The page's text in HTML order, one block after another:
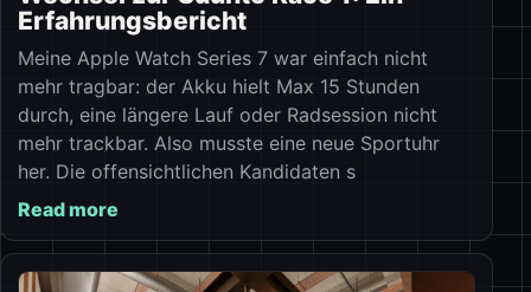
Erfahrungsbericht
Meine Apple Watch Series 7 war einfach nicht
mehr tragbar: der Akku hielt Max 15 Stunden
durch, eine längere Lauf oder Radsession nicht
mehr trackbar. Also musste eine neue Sportuhr
her. Die offensichtlichen Kandidaten s
Read more